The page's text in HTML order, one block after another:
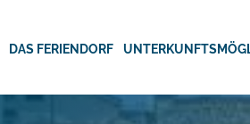
DAS FERIENDORF